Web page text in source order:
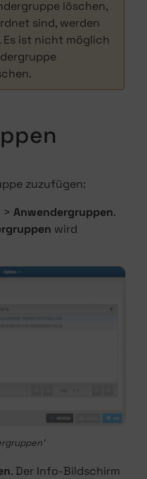
löschen,
sind, werden
ist nicht möglich
zuzufügen:
> Anwendergruppen.
wird
. Der Info-Bildschirm